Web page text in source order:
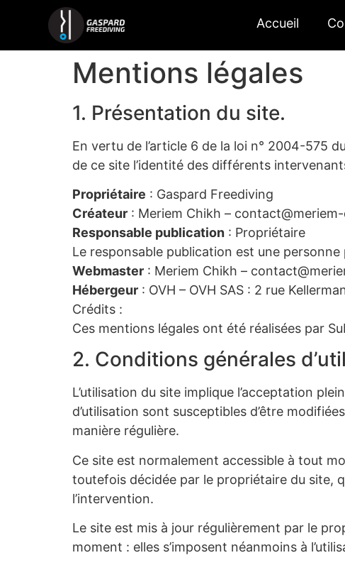
Accueil
Mentions légales
1. Présentation du site.
En vertu de l’article 6 de la loi n° 2004-575
de ce site l’identité des différents
Propriétaire : Gaspard Freediving
Créateur : Meriem Chikh –
Responsable publication : Propriétaire
Le responsable publication est une
Webmaster : Meriem Chikh –
Hébergeur : OVH – OVH SAS : 2 rue
Crédits :
Ces mentions légales ont été réalisées par
2. Conditions générales
L’utilisation du site implique l’acceptation
d’utilisation sont susceptibles d’être
manière régulière.
Ce site est normalement accessible à tout
toutefois décidée par le propriétaire du site,
l’intervention.
Le site est mis à jour régulièrement par le
moment : elles s’imposent néanmoins à